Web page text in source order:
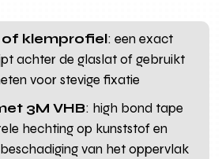
klemprofiel: een exact
achter de glaslat of gebruikt
voor stevige fixatie
3M VHB: high bond tape
hechting op kunststof en
van het oppervlak